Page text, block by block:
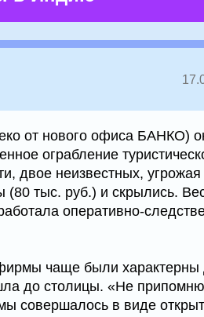
от нового офиса БАНКО)
ограбление
двое неизвестных, угрожая
(80 тыс. руб.) и скрылись.
оперативно-
чаще были характерны
до столицы. «Не
совершалось в виде